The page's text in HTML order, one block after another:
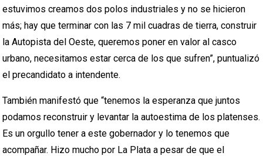
estuvimos creamos dos polos industriales y no se hicieron
más; hay que terminar con las 7 mil cuadras de tierra, construir
la Autopista del Oeste, queremos poner en valor al casco
urbano, necesitamos estar cerca de los que sufren”, puntualizó
el precandidato a intendente.
También manifestó que “tenemos la esperanza que juntos
podamos reconstruir y levantar la autoestima de los platenses.
Es un orgullo tener a este gobernador y lo tenemos que
acompañar. Hizo mucho por La Plata a pesar de que el